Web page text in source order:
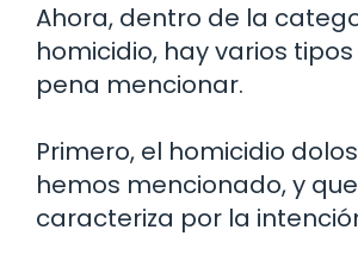
Ahora, dentro de la
homicidio, hay varios
pena mencionar.
Primero, el homicidio
hemos mencionado, y
caracteriza por la